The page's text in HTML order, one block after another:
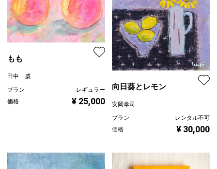
もも
田中 威
プラン
レギュラー
価格
¥ 25,000
向日葵とレモン
安岡孝司
プラン
レンタル不可
価格
¥ 30,000